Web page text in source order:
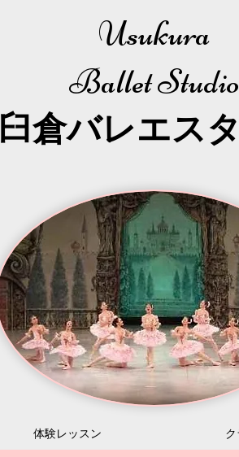
Usukura
Ballet Studio
​臼倉バレエス
体験レッスン ク